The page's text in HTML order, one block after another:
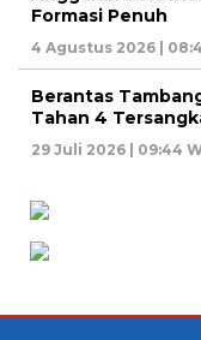
Formasi Penuh
4 Agustus 2026 |
Berantas
Tahan 4
29 Juli 2026 | 09:44